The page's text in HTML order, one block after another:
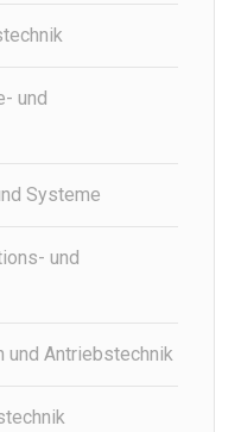
und
Systeme
und
und Antriebstechnik